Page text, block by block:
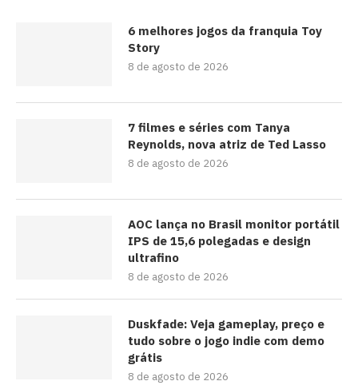
6 melhores jogos da franquia Toy
Story
8 de agosto de 2026
7 filmes e séries com Tanya
Reynolds, nova atriz de Ted Lasso
8 de agosto de 2026
AOC lança no Brasil monitor portátil
IPS de 15,6 polegadas e design
ultrafino
8 de agosto de 2026
Duskfade: Veja gameplay, preço e
tudo sobre o jogo indie com demo
grátis
8 de agosto de 2026